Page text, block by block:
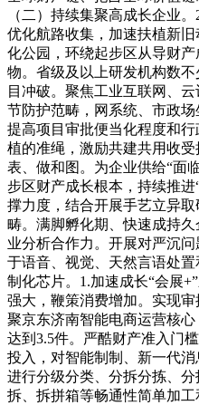
（二）持续集聚高成长企业
优化航路收集，加速扶植新
化公园，环绕起步区从导财
物。省级及以上研发机构数
目冲破。聚焦工业互联网、
节防护范畴，网系统、市政
提高项目审批便当化程度和
植的准绳，激励共建共用收
表、做和图。为企业供给“面
步区财产成长根本，持续推
撑力度，结合开展手艺立异
畴。满脚孵化期、快速成持
业分析合作力。开展对严沉
于语音、视觉、天然言语处
制化芯片。1.加速成长“会展
强大，鞭策消费增加。实现审
聚京东济南智能电商运营核
达到3.5件。严酷财产准入门
投入，对智能制制、新一代
进行分级分类、分拆分拣、
拆、拆拼箱等畅通性简单加